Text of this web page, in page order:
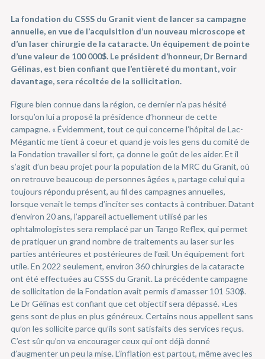
La fondation du CSSS du Granit vient de lancer sa campagne
annuelle, en vue de l’acquisition d’un nouveau microscope et
d’un laser chirurgie de la cataracte. Un équipement de pointe
d’une valeur de 100 000$. Le président d’honneur, Dr Bernard
Gélinas, est bien confiant que l’entièreté du montant, voir
davantage, sera récoltée de la sollicitation.
Figure bien connue dans la région, ce dernier n’a pas hésité
lorsqu’on lui a proposé la présidence d’honneur de cette
campagne. « Évidemment, tout ce qui concerne l’hôpital de Lac-
Mégantic me tient à coeur et quand je vois les gens du comité de
la Fondation travailler si fort, ça donne le goût de les aider. Et il
s’agit d’un beau projet pour la population de la MRC du Granit, où
on retrouve beaucoup de personnes âgées », partage celui qui a
toujours répondu présent, au fil des campagnes annuelles,
lorsque venait le temps d’inciter ses contacts à contribuer. Datant
d’environ 20 ans, l’appareil actuellement utilisé par les
ophtalmologistes sera remplacé par un Tango Reflex, qui permet
de pratiquer un grand nombre de traitements au laser sur les
parties antérieures et postérieures de l’œil. Un équipement fort
utile. En 2022 seulement, environ 360 chirurgies de la cataracte
ont été effectuées au CSSS du Granit. La précédente campagne
de sollicitation de la Fondation avait permis d’amasser 101 530$.
Le Dr Gélinas est confiant que cet objectif sera dépassé. «Les
gens sont de plus en plus généreux. Certains nous appellent sans
qu’on les sollicite parce qu’ils sont satisfaits des services reçus.
C’est sûr qu’on va encourager ceux qui ont déjà donné
d’augmenter un peu la mise. L’inflation est partout, même avec les